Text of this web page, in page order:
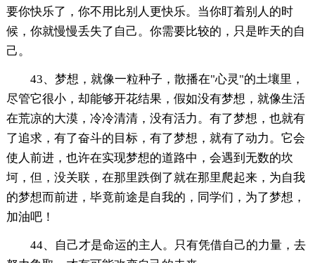
要你快乐了，你不用比别人更快乐。当你盯着别人的时
候，你就慢慢丢失了自己。你需要比较的，只是昨天的自
己。
43、梦想，就像一粒种子，散播在"心灵"的土壤里，
尽管它很小，却能够开花结果，假如没有梦想，就像生活
在荒凉的大漠，冷冷清清，没有活力。有了梦想，也就有
了追求，有了奋斗的目标，有了梦想，就有了动力。它会
使人前进，也许在实现梦想的道路中，会遇到无数的坎
坷，但，没关联，在那里跌倒了就在那里爬起来，为自我
的梦想而前进，毕竟前途是自我的，同学们，为了梦想，
加油吧！
44、自己才是命运的主人。只有凭借自己的力量，去